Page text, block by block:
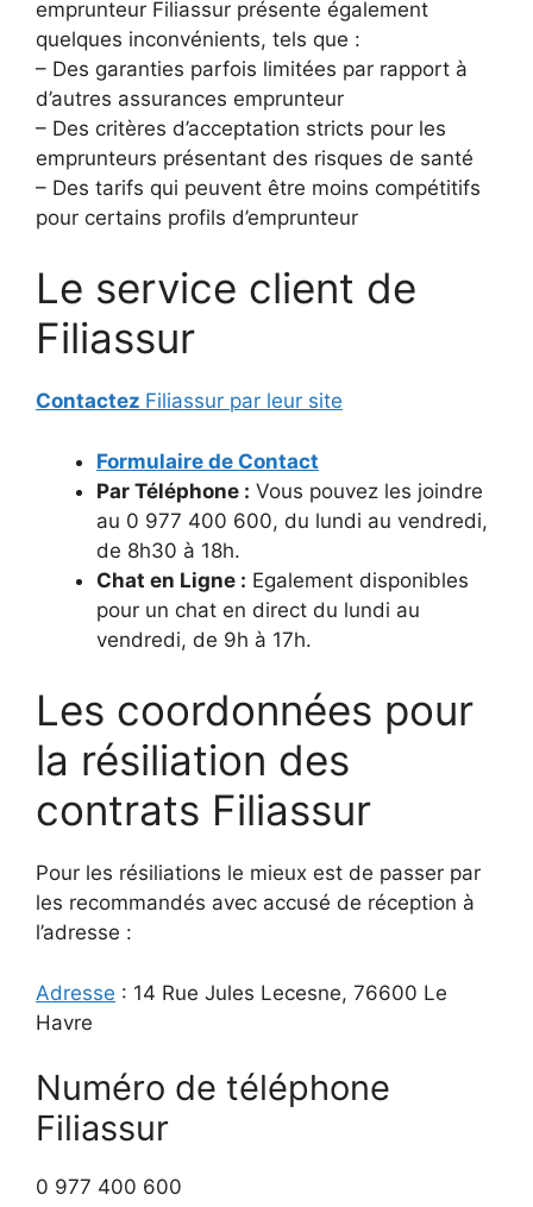
emprunteur Filiassur présente également
quelques inconvénients, tels que :
– Des garanties parfois limitées par rapport à
d’autres assurances emprunteur
– Des critères d’acceptation stricts pour les
emprunteurs présentant des risques de santé
– Des tarifs qui peuvent être moins compétitifs
pour certains profils d’emprunteur
Le service client de
Filiassur
Contactez Filiassur par leur site
Formulaire de Contact
Par Téléphone : Vous pouvez les joindre
au 0 977 400 600, du lundi au vendredi,
de 8h30 à 18h.
Chat en Ligne : Egalement disponibles
pour un chat en direct du lundi au
vendredi, de 9h à 17h.
Les coordonnées pour
la résiliation des
contrats Filiassur
Pour les résiliations le mieux est de passer par
les recommandés avec accusé de réception à
l’adresse :
Adresse : 14 Rue Jules Lecesne, 76600 Le
Havre
Numéro de téléphone
Filiassur
0 977 400 600